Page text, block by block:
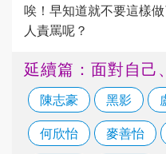
唉！早知道就不要這樣
人責罵呢？
延續篇：面對自己
陳志豪 黑影
何欣怡
麥善怡